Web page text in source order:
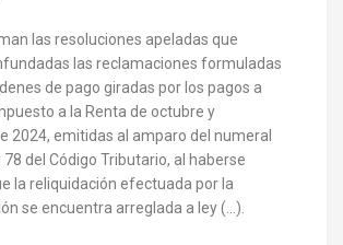
las resoluciones apeladas que
las reclamaciones formuladas
de pago giradas por los pagos a
a la Renta de octubre y
2024, emitidas al amparo del numeral
del Código Tributario, al haberse
la reliquidación efectuada por la
se encuentra arreglada a ley (…).